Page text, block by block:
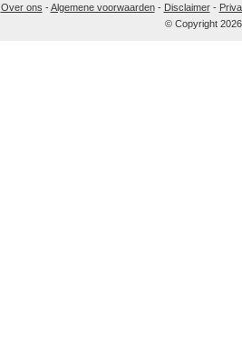
Over ons -Algemene voorwaarden- Disclaimer-
© Copyright